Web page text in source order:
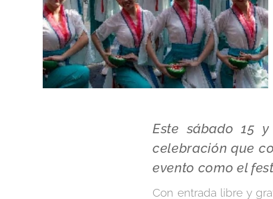
Este sábado 15
celebración que
evento como el
Con entrada libre y